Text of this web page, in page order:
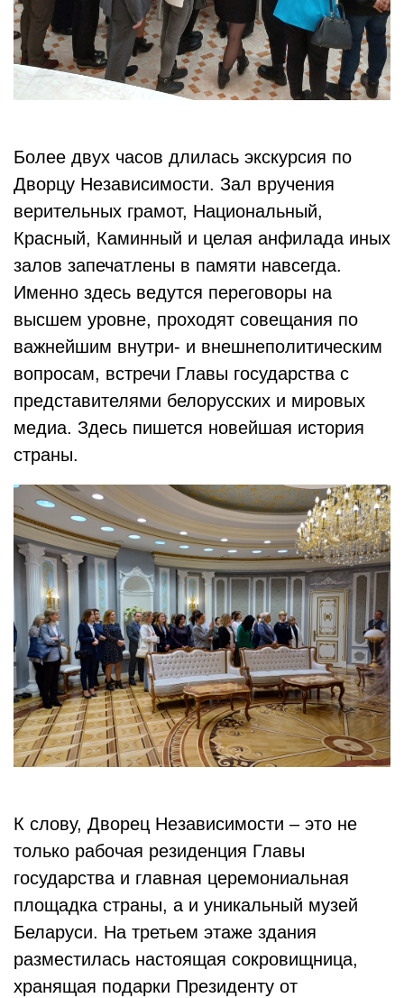
Более двух часов длилась экскурсия по
Дворцу Независимости. Зал вручения
верительных грамот, Национальный,
Красный, Каминный и целая анфилада иных
залов запечатлены в памяти навсегда.
Именно здесь ведутся переговоры на
высшем уровне, проходят совещания по
важнейшим внутри- и внешнеполитическим
вопросам, встречи Главы государства с
представителями белорусских и мировых
медиа. Здесь пишется новейшая история
страны.
К слову, Дворец Независимости – это не
только рабочая резиденция Главы
государства и главная церемониальная
площадка страны, а и уникальный музей
Беларуси. На третьем этаже здания
разместилась настоящая сокровищница,
хранящая подарки Президенту от